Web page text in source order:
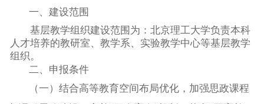
一、建设范围
基层教学组织建设范围为：北京理工大学负责本科
人才培养的教研室、教学系、实验教学中心等基层教学
组织。
二、申报条件
（一）结合高等教育空间布局优化，加强思政课程